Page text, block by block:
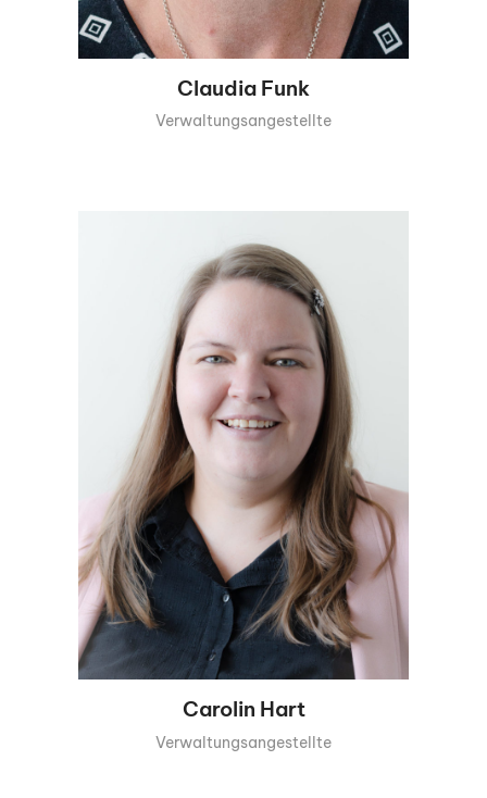
Claudia Funk
Verwaltungsangestellte
Carolin Hart
Verwaltungsangestellte